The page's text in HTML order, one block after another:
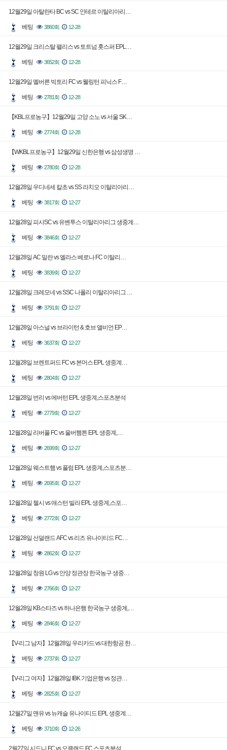
12월29일 아탈란타 BC vs SC 인테르 이탈리아리…
베팅 3860회 12-28
12월29일 크리스탈 팰리스 vs 토트넘 홋스퍼 EPL…
베팅 3652회 12-28
12월29일 멜버른 빅토리 FC vs 웰링턴 피닉스 F…
베팅 2781회 12-28
【KBL프로농구】12월29일 고양 소노 vs 서울 SK…
베팅 2774회 12-28
【WKBL프로농구】12월29일 신한은행 vs 삼성생명 …
베팅 2780회 12-28
12월28일 우디네세 칼초 vs SS 라치오 이탈리아리…
베팅 3817회 12-27
12월28일 피사SC vs 유벤투스 이탈리아리그 생중계…
베팅 3846회 12-27
12월28일 AC 밀란 vs 엘라스 베로나 FC 이탈리…
베팅 3839회 12-27
12월28일 크레모네 vs SSC 나폴리 이탈리아리그 …
베팅 3791회 12-27
12월28일 아스널 vs 브라이턴 & 호브 앨비언 EP…
베팅 3637회 12-27
12월28일 브렌트퍼드 FC vs 본머스 EPL 생중계…
베팅 2804회 12-27
12월28일 번리 vs 에버턴 EPL 생중계,스포츠분석
베팅 2779회 12-27
12월28일 리버풀 FC vs 울버햄튼 EPL 생중계,…
베팅 2699회 12-27
12월28일 웨스트햄 vs 풀럼 EPL 생중계,스포츠분…
베팅 2695회 12-27
12월28일 첼시 vs 애스턴 빌라 EPL 생중계,스포…
베팅 2772회 12-27
12월28일 선덜랜드 AFC vs 리즈 유나이티드 FC…
베팅 2862회 12-27
12월28일 창원 LG vs 안양 정관장 한국농구 생중…
베팅 2766회 12-27
12월28일 KB스타즈 vs 하나은행 한국농구 생중계,…
베팅 2846회 12-27
【V-리그 남자】12월28일 우리카드 vs 대한항공 한…
베팅 2737회 12-27
【V-리그 여자】12월28일 IBK 기업은행 vs 정관…
베팅 2825회 12-27
12월27일 맨유 vs 뉴캐슬 유나이티드 EPL 생중계…
베팅 3710회 12-26
2월27일 시드니 FC vs 오클랜드 FC 스포츠분석,…